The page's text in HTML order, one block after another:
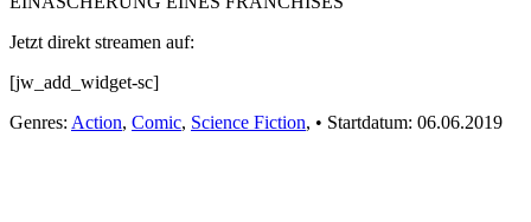
Jetzt direkt streamen auf:
[jw_add_widget-sc]
Genres: Action, Comic, Science Fiction, • Startdatum: 06.06.2019